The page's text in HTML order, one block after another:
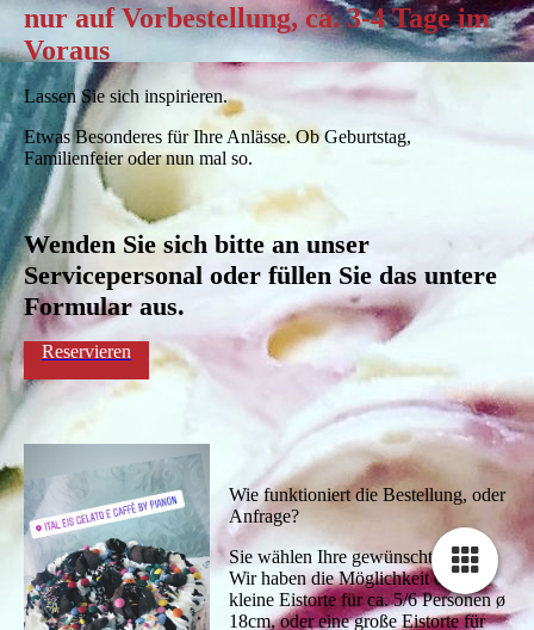
nur auf Vorbestellung, ca. 3-4 Tage im
Voraus
Lassen Sie sich inspirieren.
Etwas Besonderes für Ihre Anlässe. Ob Geburtstag,
Familienfeier oder nun mal so.
Wenden Sie sich bitte an unser
Servicepersonal oder füllen Sie das untere
Formular aus.
Reservieren
Wie funktioniert die Bestellung, oder
Anfrage?
Sie wählen Ihre gewünschte Große.
Wir haben die Möglichkeit eine
kleine Eistorte für ca. 5/6 Personen ø
18cm, oder eine große Eistorte für